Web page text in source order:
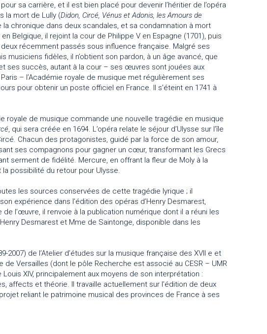
sa carrière, et il est bien placé pour devenir l’héritier de l’opéra
la mort de Lully (Didon, Circé, Vénus et Adonis, les Amours de
la chronique dans deux scandales, et sa condamnation à mort
Belgique, il rejoint la cour de Philippe V en Espagne (1701), puis
récemment passés sous influence française. Malgré ses
musiciens fidèles, il n’obtient son pardon, à un âge avancé, que
ses succès, autant à la cour – ses œuvres sont jouées aux
– l’Académie royale de musique met régulièrement ses
pour obtenir un poste officiel en France. Il s’éteint en 1741 à
royale de musique commande une nouvelle tragédie en musique
, qui sera créée en 1694. L’opéra relate le séjour d’Ulysse sur l’île
Chacun des protagonistes, guidé par la force de son amour,
ses compagnons pour gagner un cœur, transformant les Grecs
serment de fidélité. Mercure, en offrant la fleur de Moly à la
possibilité du retour pour Ulysse.
les sources conservées de cette tragédie lyrique ; il
expérience dans l’édition des opéras d’Henry Desmarest,
de l’œuvre, il renvoie à la publication numérique dont il a réuni les
Desmarest et Mme de Saintonge, disponible dans les
de l’Atelier d’études sur la musique française des XVII e et
de Versailles (dont le pôle Recherche est associé au CESR – UMR
Louis XIV, principalement aux moyens de son interprétation :
affects et théorie. Il travaille actuellement sur l’édition de deux
reliant le patrimoine musical des provinces de France à ses